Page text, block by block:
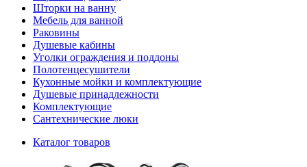
Шторки на ванну
Мебель для ванной
Раковины
Душевые кабины
Уголки ограждения и поддоны
Полотенцесушители
Кухонные мойки и комплектующие
Душевые принадлежности
Комплектующие
Сантехнические люки
Каталог товаров